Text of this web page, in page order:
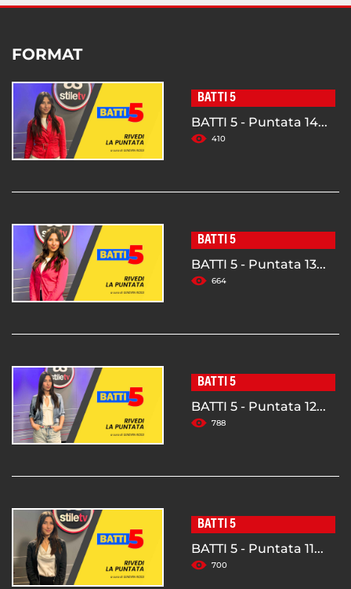
FORMAT
BATTI 5
BATTI 5 - Puntata 14...
410
BATTI 5
BATTI 5 - Puntata 13...
664
BATTI 5
BATTI 5 - Puntata 12...
788
BATTI 5
BATTI 5 - Puntata 11...
700